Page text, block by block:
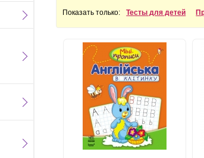
Показать только: Тесты для детей